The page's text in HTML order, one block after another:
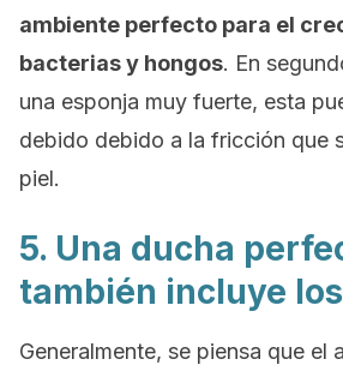
ambiente perfecto para el
bacterias y hongos. En
una esponja muy fuerte, esta
debido debido a la fricción que
piel.
5. Una ducha
también incluye
Generalmente, se piensa que el